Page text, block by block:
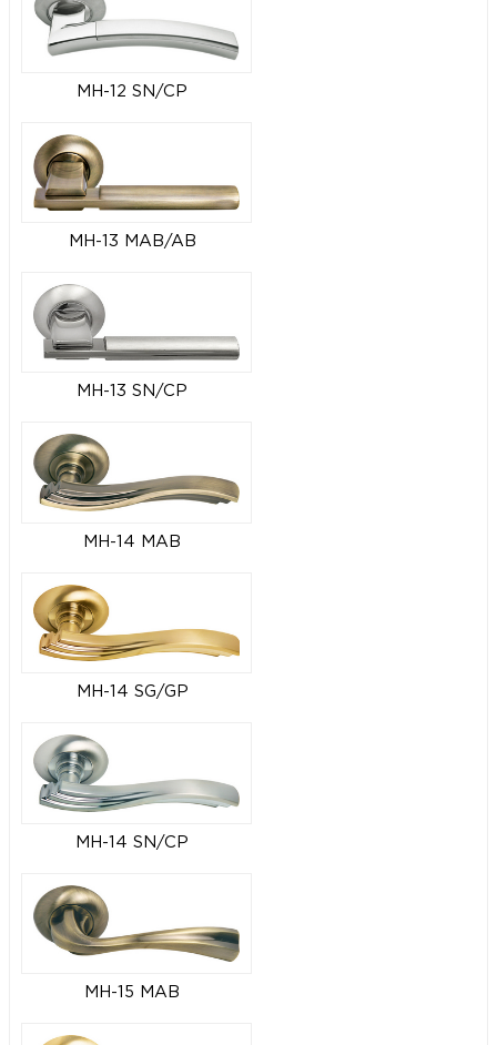
MH-12 SN/CP
MH-13 MAB/AB
MH-13 SN/CP
MH-14 MAB
MH-14 SG/GP
MH-14 SN/CP
MH-15 MAB